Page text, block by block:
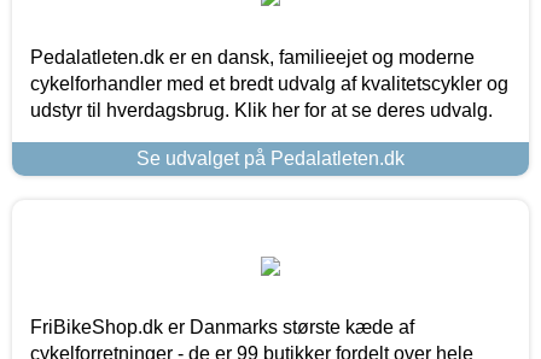
Pedalatleten.dk er en dansk, familieejet og moderne
cykelforhandler med et bredt udvalg af kvalitetscykler og
udstyr til hverdagsbrug. Klik her for at se deres udvalg.
Se udvalget på Pedalatleten.dk
FriBikeShop.dk er Danmarks største kæde af
cykelforretninger - de er 99 butikker fordelt over hele